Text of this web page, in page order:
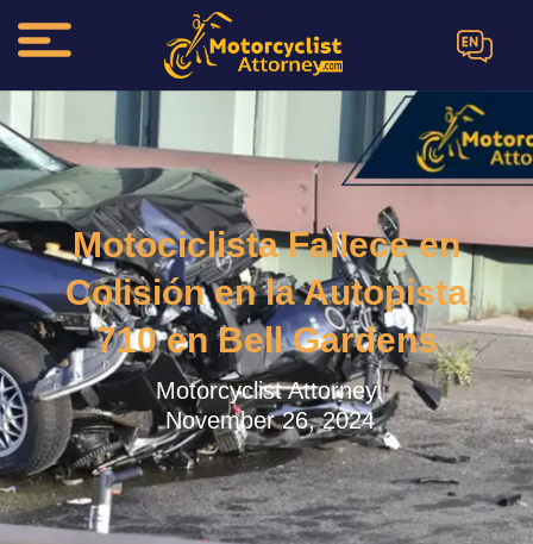
EN
Motociclista Fallece en
Colisión en la Autopista
710 en Bell Gardens
Motorcyclist Attorney.
November 26, 2024